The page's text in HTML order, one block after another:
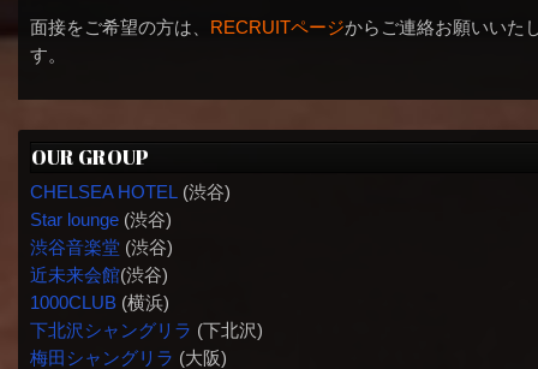
面接をご希望の方は、 RECRUITページからご連絡お願いいた
す。
OUR GROUP
CHELSEA HOTEL (渋谷)
Star lounge(渋谷)
渋谷音楽堂(渋谷)
近未来会館(渋谷)
1000CLUB(横浜)
下北沢シャングリラ (下北沢)
梅田シャングリラ (大阪)